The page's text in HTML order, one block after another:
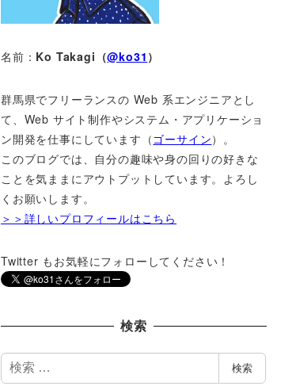
名前： Ko Takagi（@ko31 ）
群馬県でフリーランスの Web 系エンジニアとし
て、Web サイト制作やシステム・アプリケーショ
ン開発を仕事にしています（ ゴーサイン）。
このブログでは、自分の趣味や身の回りの好きな
ことを気ままにアウトプットしています。よろし
くお願いします。
＞＞詳しいプロフィールはこちら
Twitter もお気軽にフォローしてください！
検索
検
索
検索